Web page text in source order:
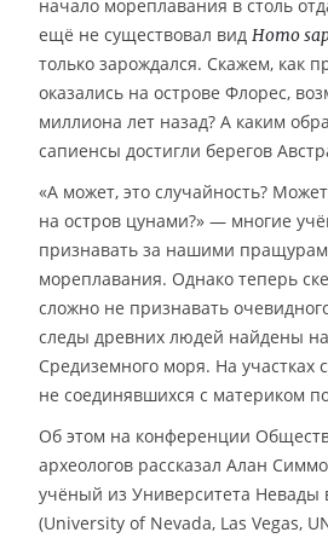
начало мореплавания в столь
ещё не существовал вид Homo
только зарождался. Скажем, как
оказались на острове Флорес,
миллиона лет назад? А каким
сапиенсы достигли берегов
«А может, это случайность?
на остров цунами?» — многие
признавать за нашими
мореплавания. Однако теперь
сложно не признавать
следы древних людей найдены
Средиземного моря. На участках
не соединявшихся с материком
Об этом на конференции
археологов рассказал Алан
учёный из Университета Невады
(University of Nevada, Las Vegas,